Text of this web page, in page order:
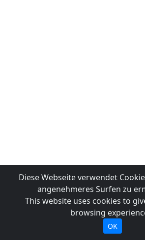
Diese Webseite verwendet
angenehmeres Surfen zu
This website uses cookies to
browsing
OK